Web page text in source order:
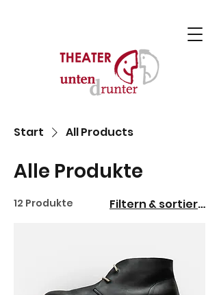
Start All Products
Alle Produkte
12 Produkte Filtern & sortieren